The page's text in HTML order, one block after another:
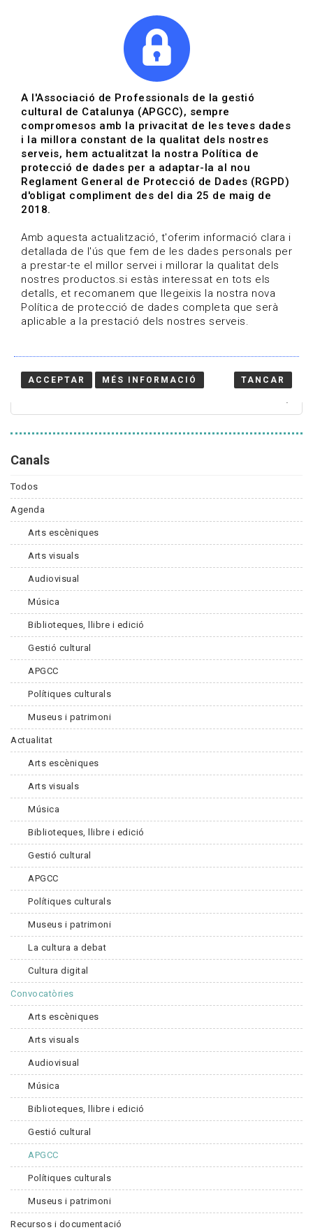
Actualitza't
Vols estar al dia?
HOME / BLOG
Estigues al dia
Convocatòries, activitats i notícies del sector de la
cultura.
Canals
Todos
Agenda
Arts escèniques
Arts visuals
Audiovisual
Música
Biblioteques, llibre i edició
Gestió cultural
APGCC
Polítiques culturals
Museus i patrimoni
Actualitat
Arts escèniques
Arts visuals
Música
Biblioteques, llibre i edició
Gestió cultural
APGCC
Polítiques culturals
Museus i patrimoni
La cultura a debat
Cultura digital
Convocatòries
Arts escèniques
Arts visuals
Audiovisual
Música
Biblioteques, llibre i edició
Gestió cultural
APGCC
Polítiques culturals
Museus i patrimoni
Recursos i documentació
A l'Associació de Professionals de la gestió
cultural de Catalunya (APGCC), sempre
compromesos amb la privacitat de les teves dades
i la millora constant de la qualitat dels nostres
serveis, hem actualitzat la nostra Política de
protecció de dades per a adaptar-la al nou
Reglament General de Protecció de Dades (RGPD)
d'obligat compliment des del dia 25 de maig de
2018.
Amb aquesta actualització, t'oferim informació clara i
detallada de l'ús que fem de les dades personals per
a prestar-te el millor servei i millorar la qualitat dels
nostres productos.si estàs interessat en tots els
detalls, et recomanem que llegeixis la nostra nova
Política de protecció de dades completa que serà
aplicable a la prestació dels nostres serveis.
ACCEPTAR MÉS INFORMACIÓ TANCAR